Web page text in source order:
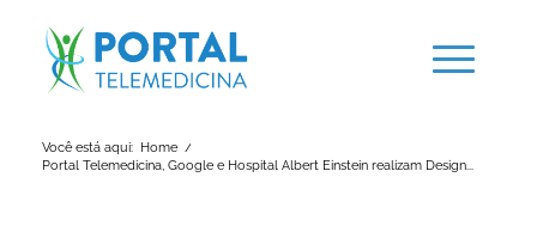
Você está aqui: Home /
Portal Telemedicina, Google e Hospital Albert Einstein realizam Design...